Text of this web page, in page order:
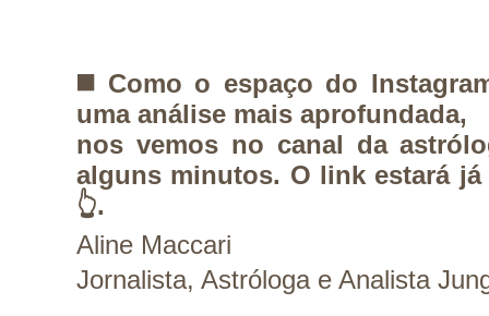
◼️ Como o espaço do
uma análise mais aprofundada,
nos vemos no canal da
alguns minutos. O link estará
👆.
Aline Maccari
Jornalista, Astróloga e Analista